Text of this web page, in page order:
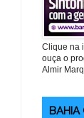
Clique na
ouça o
Almir
BAHIA